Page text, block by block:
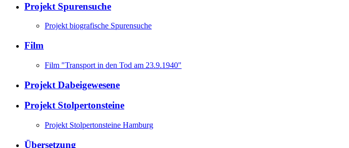
Projekt Spurensuche
Projekt biografische Spurensuche
Film
Film "Transport in den Tod am 23.9.1940"
Projekt Dabeigewesene
Projekt Stolpertonsteine
Projekt Stolpertonsteine Hamburg
Übersetzung